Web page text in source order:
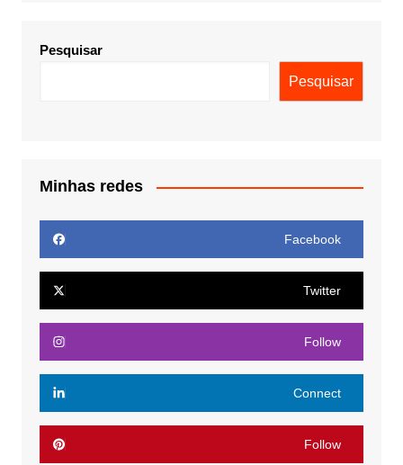
Pesquisar
Pesquisar
Minhas redes
Facebook
Twitter
Follow
Connect
Follow